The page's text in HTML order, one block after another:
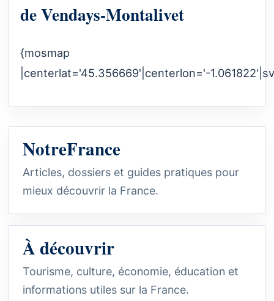
de Vendays-Montalivet
{mosmap
|centerlat='45.356669'|centerlon='-
NotreFrance
Articles, dossiers et guides pratiques pour
mieux découvrir la France.
À découvrir
Tourisme, culture, économie, éducation et
informations utiles sur la France.